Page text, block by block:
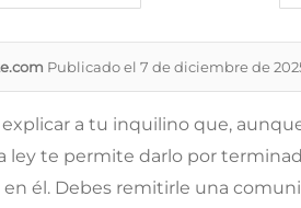
Publicado el 7 de diciembre de
explicar a tu inquilino que,
ley te permite darlo por
él. Debes remitirle una